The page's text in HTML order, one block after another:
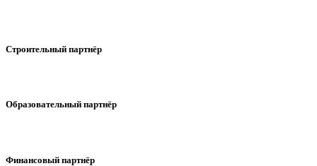
Строительный партнёр
Образовательный партнёр
Финансовый партнёр